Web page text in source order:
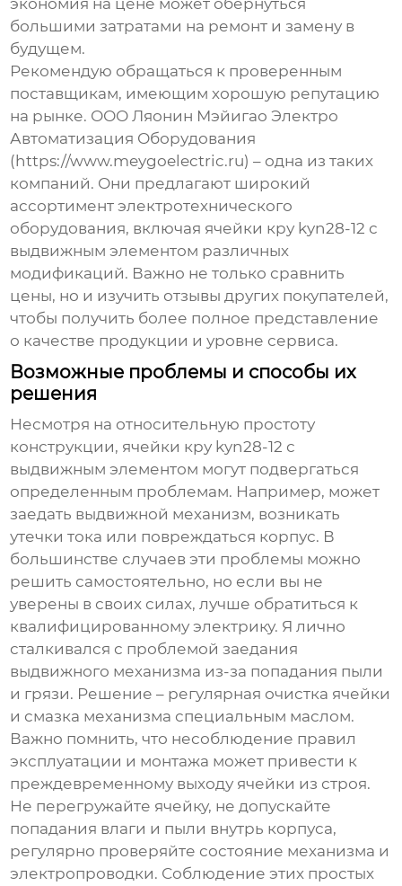
экономия на цене может обернуться
большими затратами на ремонт и замену в
будущем.
Рекомендую обращаться к проверенным
поставщикам, имеющим хорошую репутацию
на рынке. ООО Ляонин Мэйигао Электро
Автоматизация Оборудования
(https://www.meygoelectric.ru) – одна из таких
компаний. Они предлагают широкий
ассортимент электротехнического
оборудования, включая ячейки кру kyn28-12 с
выдвижным элементом различных
модификаций. Важно не только сравнить
цены, но и изучить отзывы других покупателей,
чтобы получить более полное представление
о качестве продукции и уровне сервиса.
Возможные проблемы и способы их
решения
Несмотря на относительную простоту
конструкции, ячейки кру kyn28-12 с
выдвижным элементом могут подвергаться
определенным проблемам. Например, может
заедать выдвижной механизм, возникать
утечки тока или повреждаться корпус. В
большинстве случаев эти проблемы можно
решить самостоятельно, но если вы не
уверены в своих силах, лучше обратиться к
квалифицированному электрику. Я лично
сталкивался с проблемой заедания
выдвижного механизма из-за попадания пыли
и грязи. Решение – регулярная очистка ячейки
и смазка механизма специальным маслом.
Важно помнить, что несоблюдение правил
эксплуатации и монтажа может привести к
преждевременному выходу ячейки из строя.
Не перегружайте ячейку, не допускайте
попадания влаги и пыли внутрь корпуса,
регулярно проверяйте состояние механизма и
электропроводки. Соблюдение этих простых